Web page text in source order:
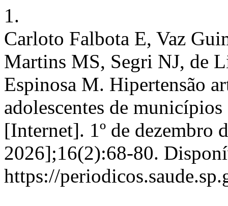
1.
Carloto Falbota E, Vaz
Martins MS, Segri NJ, de
Espinosa M. Hipertensão
adolescentes de
[Internet]. 1º de dezembro
2026];16(2):68-80.
https://